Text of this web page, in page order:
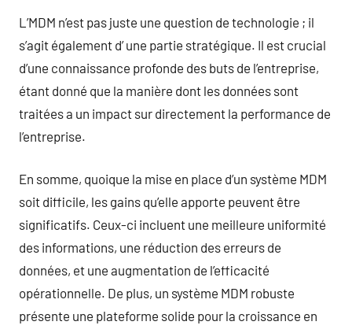
L’MDM n’est pas juste une question de technologie ; il
s’agit également d’ une partie stratégique. Il est crucial
d’une connaissance profonde des buts de l’entreprise,
étant donné que la manière dont les données sont
traitées a un impact sur directement la performance de
l’entreprise.
En somme, quoique la mise en place d’un système MDM
soit difficile, les gains qu’elle apporte peuvent être
significatifs. Ceux-ci incluent une meilleure uniformité
des informations, une réduction des erreurs de
données, et une augmentation de l’efficacité
opérationnelle. De plus, un système MDM robuste
présente une plateforme solide pour la croissance en